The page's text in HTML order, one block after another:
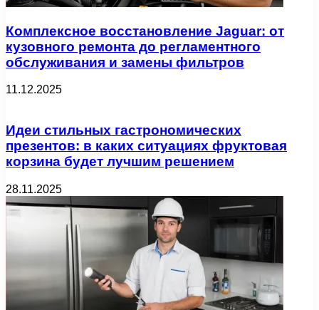
Комплексное восстановление Jaguar: от
кузовного ремонта до регламентного
обслуживания и замены фильтров
11.12.2025
Идеи стильных гастрономических
презентов: в каких ситуациях фруктовая
корзина будет лучшим решением
28.11.2025